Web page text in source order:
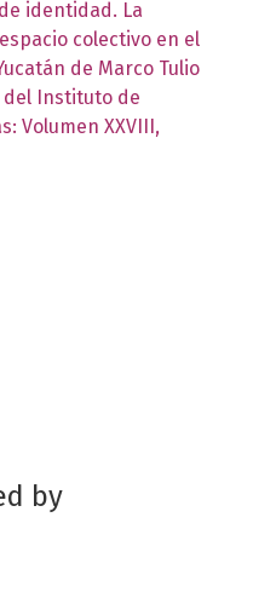
identidad. La
colectivo en el
de Marco Tulio
del Instituto de
Volumen XXVIII,
by